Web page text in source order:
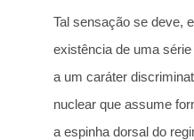
Tal sensação se deve,
existência de uma
a um caráter
nuclear que assume
a espinha dorsal do